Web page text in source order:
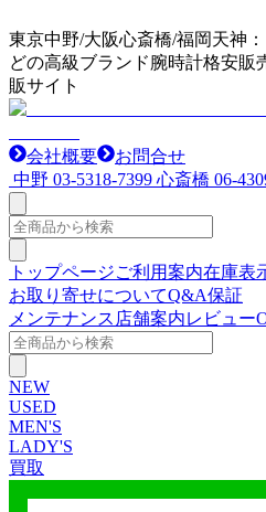
東京中野/大阪心斎橋/福岡天神
どの高級ブランド腕時計格安販
販サイト
会社概要
お問合せ
中野 03-5318-7399 心斎橋 06-
トップページご利用案内在庫表
お取り寄せについてQ&A保証
メンテナンス 店舗案内レビュー
NEW
USED
MEN'S
LADY'S
買取